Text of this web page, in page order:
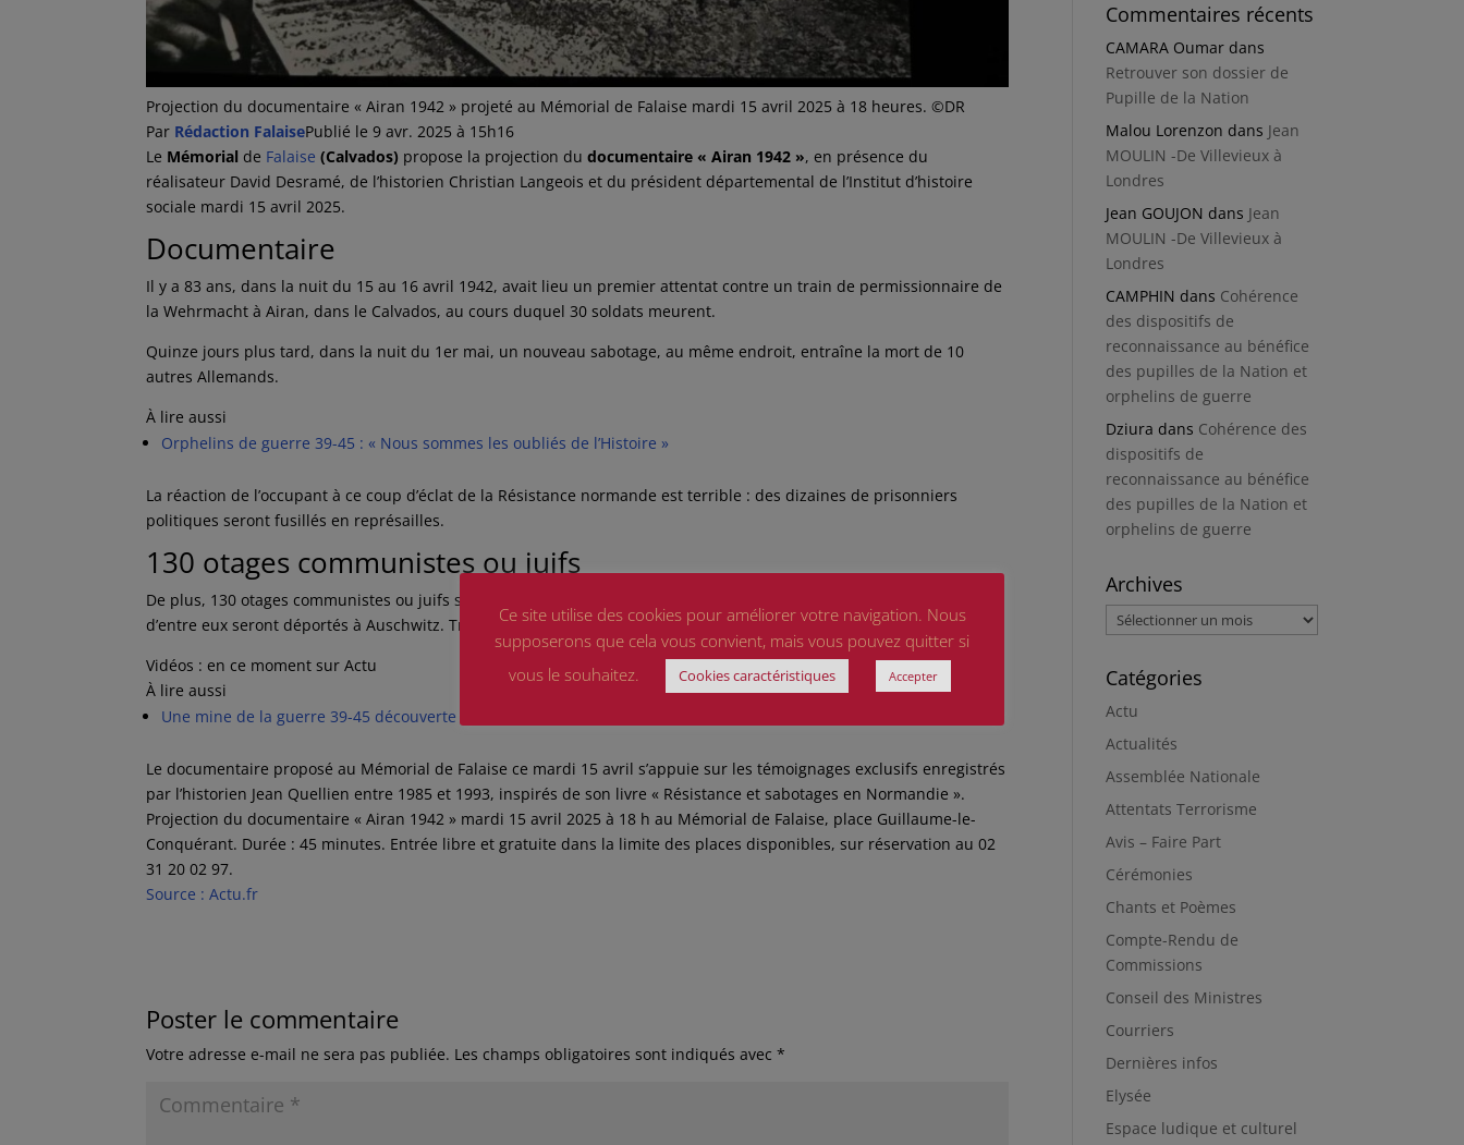
Projection du documentaire « Airan 1942 » projeté au Mémorial de Falaise mardi 15 avril 2025 à 18 heures. ©DR
Par Rédaction FalaisePublié le9 avr. 2025 à 15h16
Le Mémorial de Falaise (Calvados) propose la projection dudocumentaire « Airan 1942 », en présence du
réalisateur David Desramé, de l’historien Christian Langeois et du président départemental de l’Institut d’histoire
sociale mardi 15 avril 2025.
Documentaire
Il y a 83 ans, dans la nuit du 15 au 16 avril 1942, avait lieu un premier attentat contre un train de permissionnaire de
la Wehrmacht à Airan, dans le Calvados, au cours duquel 30 soldats meurent.
Quinze jours plus tard, dans la nuit du 1er mai, un nouveau sabotage, au même endroit, entraîne la mort de 10
autres Allemands.
À lire aussi
Orphelins de guerre 39-45 : « Nous sommes les oubliés de l’Histoire »
La réaction de l’occupant à ce coup d’éclat de la Résistance normande est terrible : des dizaines de prisonniers
politiques seront fusillés en représailles.
130 otages communistes ou juifs
De plus, 130 otages communistes ou juifs seront arrêtés à Caen et dans le reste du Calvados. La grosse majorité
d’entre eux seront déportés à Auschwitz. Très peu en reviendront.
Vidéos : en ce moment sur Actu
À lire aussi
Une mine de la guerre 39-45 découverte sur la plage de Caroual à Erquy
Le documentaire proposé au Mémorial de Falaise ce mardi 15 avril s’appuie sur les témoignages exclusifs enregistrés
par l’historien Jean Quellien entre 1985 et 1993, inspirés de son livre « Résistance et sabotages en Normandie ».
Projection du documentaire « Airan 1942 » mardi 15 avril 2025 à 18 h au Mémorial de Falaise, place Guillaume-le-
Conquérant. Durée : 45 minutes. Entrée libre et gratuite dans la limite des places disponibles, sur réservation au 02
31 20 02 97.
Source : Actu.fr
Poster le commentaire
Votre adresse e-mail ne sera pas publiée. Les champs obligatoires sont indiqués avec*
Commentaires récents
CAMARA Oumar dans
Retrouver son dossier de
Pupille de la Nation
Malou Lorenzon dans Jean
MOULIN -De Villevieux à
Londres
Jean GOUJON dans Jean
MOULIN -De Villevieux à
Londres
CAMPHIN dans Cohérence
des dispositifs de
reconnaissance au bénéfice
des pupilles de la Nation et
orphelins de guerre
Dziura dans Cohérence des
dispositifs de
reconnaissance au bénéfice
des pupilles de la Nation et
orphelins de guerre
Archives
Archives
Catégories
Actu
Actualités
Assemblée Nationale
Attentats Terrorisme
Avis – Faire Part
Cérémonies
Chants et Poèmes
Compte-Rendu de
Commissions
Conseil des Ministres
Courriers
Dernières infos
Elysée
Espace ludique et culturel
Ce site utilise des cookies pour améliorer votre navigation. Nous
supposerons que cela vous convient, mais vous pouvez quitter si
vous le souhaitez.
Cookies caractéristiques Accepter